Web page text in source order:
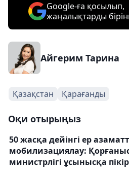
Google-ға қосылып,
жаңалықтарды
Айгерим Тарина
Қазақстан Қарағанды
Оқи отырыңыз
50 жасқа дейінгі ер
мобилизациялау:
министрлігі ұсынысқа пікір